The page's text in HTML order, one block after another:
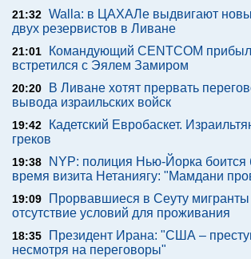
21:32 Walla: в ЦАХАЛе выдвигают
двух резервистов в Ливане
21:01
Командующий CENTCOM
встретился с Эялем Замиром
20:20
В Ливане хотят прервать
вывода израильских войск
19:42
Кадетский Евробаскет.
греков
19:38
NYP: полиция Нью-Йорка боится
время визита Нетаниягу: "Мамдани
19:09
Прорвавшиеся в Сеуту
отсутствие условий для проживания
18:35
Президент Ирана: "США –
несмотря на переговоры"